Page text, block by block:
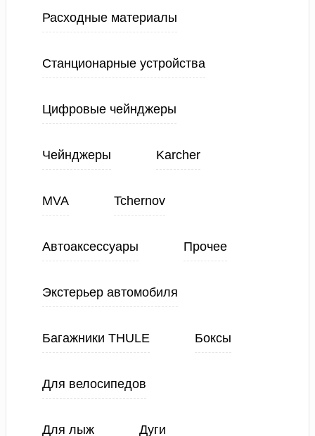
Расходные материалы
Станционарные устройства
Цифровые чейнджеры
Чейнджеры Karcher
MVA Tchernov
Автоаксессуары Прочее
Экстерьер автомобиля
Багажники THULE Боксы
Для велосипедов
Для лыж Дуги